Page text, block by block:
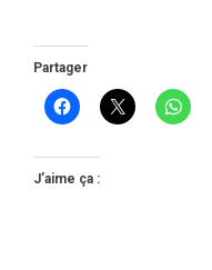
Partager
J’aime ça :